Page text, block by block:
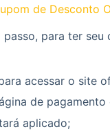
de Desconto
passo, para ter
acessar o site
de
aplicado;